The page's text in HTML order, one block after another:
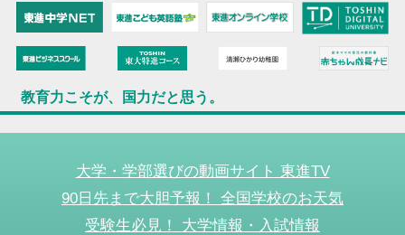
教育力こそが、国力だと思う。
大学・学部選びの動画サイト 東進TV
90日先まで大胆予報！ 全国学校のお天気
受験生必見！ 大学情報・入試情報